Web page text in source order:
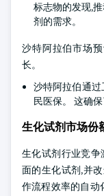
标志物的发现,
剂的需求。
沙特阿拉伯市场
长。
沙特阿拉伯通
民医保。 这确
生化试剂市场份
生化试剂行业竞争
面的生化试剂,并
作流程效率的自动